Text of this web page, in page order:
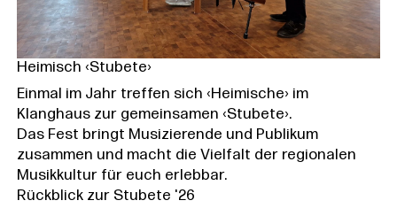
Heimisch ‹Stubete›
Einmal im Jahr treffen sich ‹Heimische› im
Klanghaus zur gemeinsamen ‹Stubete›.
Das Fest bringt Musizierende und Publikum
zusammen und macht die Vielfalt der regionalen
Musikkultur für euch erlebbar.
Rückblick zur Stubete '26